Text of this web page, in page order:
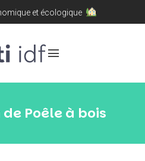
et écologique
menu
Poêle à bois